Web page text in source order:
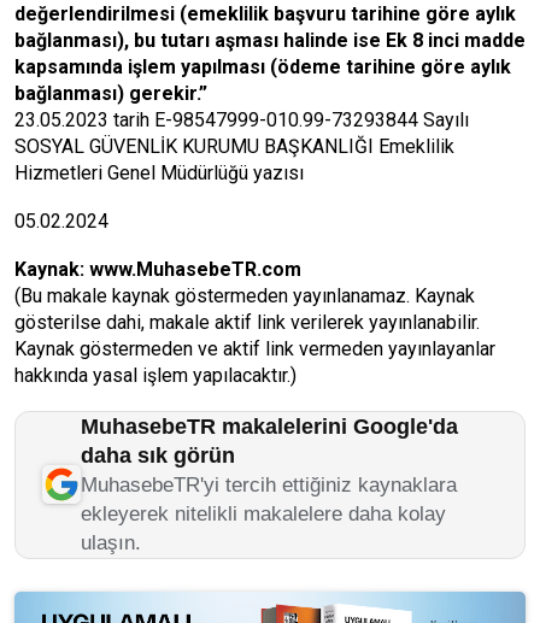
değerlendirilmesi (emeklilik başvuru tarihine göre aylık
bağlanması), bu tutarı aşması halinde ise Ek 8 inci madde
kapsamında işlem yapılması (ödeme tarihine göre aylık
bağlanması) gerekir.”
23.05.2023 tarih E-98547999-010.99-73293844 Sayılı
SOSYAL GÜVENLİK KURUMU BAŞKANLIĞI Emeklilik
Hizmetleri Genel Müdürlüğü yazısı
05.02.2024
Kaynak: www.MuhasebeTR.com
(Bu makale kaynak göstermeden yayınlanamaz. Kaynak
gösterilse dahi, makale aktif link verilerek yayınlanabilir.
Kaynak göstermeden ve aktif link vermeden yayınlayanlar
hakkında yasal işlem yapılacaktır.)
MuhasebeTR makalelerini Google'da
daha sık görün
MuhasebeTR'yi tercih ettiğiniz kaynaklara
ekleyerek nitelikli makalelere daha kolay
ulaşın.